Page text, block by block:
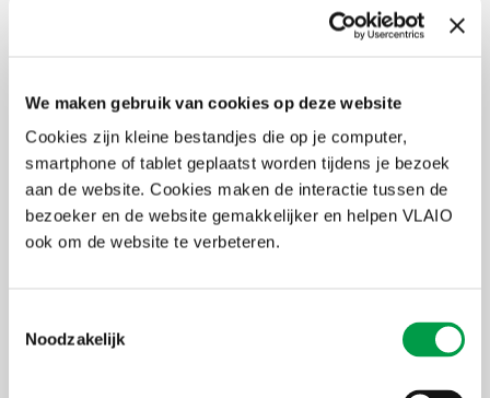
We maken gebruik van cookies op deze website
Cookies zijn kleine bestandjes die op je computer,
smartphone of tablet geplaatst worden tijdens je bezoek
aan de website. Cookies maken de interactie tussen de
bezoeker en de website gemakkelijker en helpen VLAIO
ook om de website te verbeteren.
Noodzakelijk
Projectnummer/ondernemingsnummer/vrije of gestructureerde
Hierdoor beschik je over drie manieren om een betaling toe te
wijzen.
Projectnummer: dit is het subsidienummer (vb.
2024KMO0123456) waarvoor de betaling geldt.
Ondernemingsnummer: dit is het KBO-nummer (vb.
0123.456.789) van je klant.
Mededeling: dit is de mededeling die je klant heeft opgegeven
Het eerste nummer dat je bij de mededeling ziet, dat is een SPR-
nummer. Dit is een intern nummer van Pluxee. Dit nummer is niet